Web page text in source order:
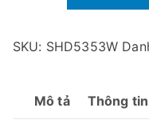
tố
SHD5353W-
[Freeship
SKU: SHD5353W
Mô tả Thông